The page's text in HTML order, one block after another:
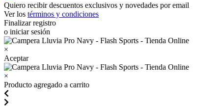
Quiero recibir descuentos exclusivos y novedades por email
Ver los términos y condiciones
Finalizar registro
o iniciar sesión
×
Aceptar
×
Producto agregado a carrito